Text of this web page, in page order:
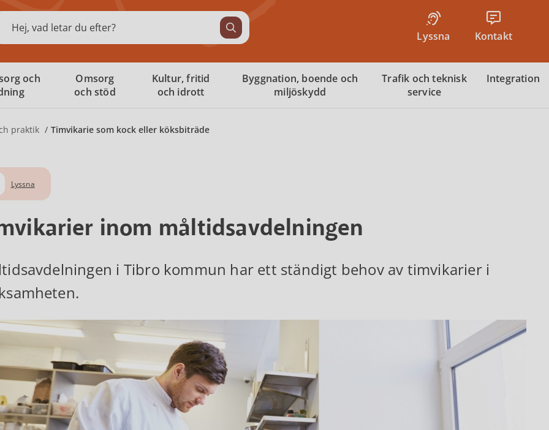
Lyssna Kontakt
och
Omsorg
och stöd
Kultur, fritid
och idrott
Byggnation, boende och
miljöskydd
Trafik och teknisk
service
Integration
praktik Timvikarie som kock eller köksbiträde
Lyssna
inom måltidsavdelningen
i Tibro kommun har ett ständigt behov av timvikarier i